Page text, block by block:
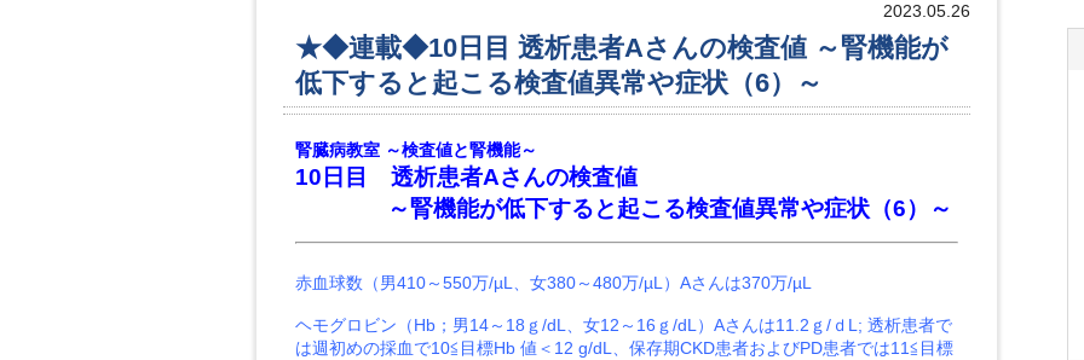
2023.05.26
★◆連載◆10日目 透析患者Aさんの検査値 ～腎機能が
低下すると起こる検査値異常や症状（6）～
腎臓病教室 ～検査値と腎機能～
10日目 透析患者Aさんの検査値
～腎機能が低下すると起こる検査値異常や症状（6）～
赤血球数（男410～550万/µL、女380～480万/µL）Aさんは370万/µL
ヘモグロビン（Hb；男14～18ｇ/dL、女12～16ｇ/dL）Aさんは11.2ｇ/ｄL; 透析患者で
は週初めの採血で10≦目標Hb 値＜12 g/dL、保存期CKD患者およびPD患者では11≦目標